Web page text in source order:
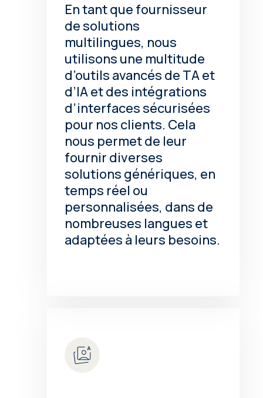
En tant que fournisseur
de solutions
multilingues, nous
utilisons une multitude
d’outils avancés de TA et
d’IA et des intégrations
d’interfaces sécurisées
pour nos clients. Cela
nous permet de leur
fournir diverses
solutions génériques, en
temps réel ou
personnalisées, dans de
nombreuses langues et
adaptées à leurs besoins.